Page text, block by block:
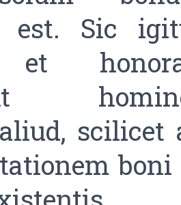
est. Sic
et
scilicet